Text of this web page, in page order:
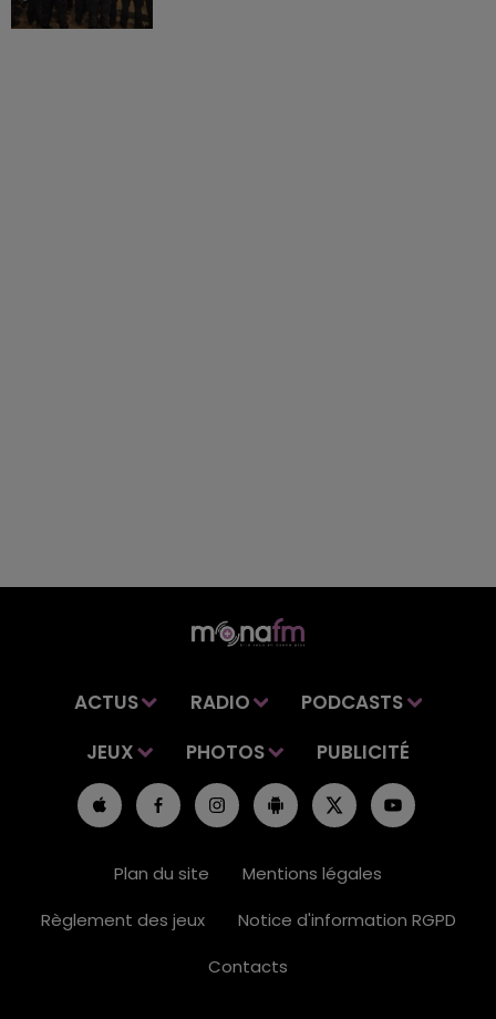
ACTUS RADIO
PODCASTS
JEUX
PHOTOS PUBLICITÉ
Plan du site
Mentions légales
Règlement des jeux
Notice d'information RGPD
Contacts